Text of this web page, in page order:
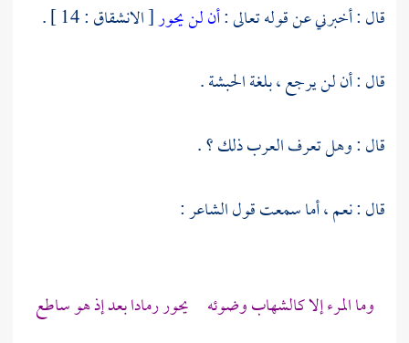
قال : أخبرني عن قوله تعالى :أن لن يحور[ الانشقاق : 14 ] .
قال : أن لن يرجع ، بلغةالحبشة.
قال : وهل تعرف العرب ذلك ؟ .
قال : نعم ، أما سمعت قول الشاعر :
وما المرء إلا كالشهاب وضوئه يحور رمادا بعد إذ هو ساطع